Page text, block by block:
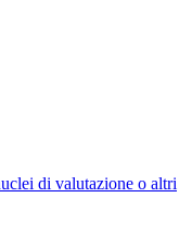
di valutazione o altri